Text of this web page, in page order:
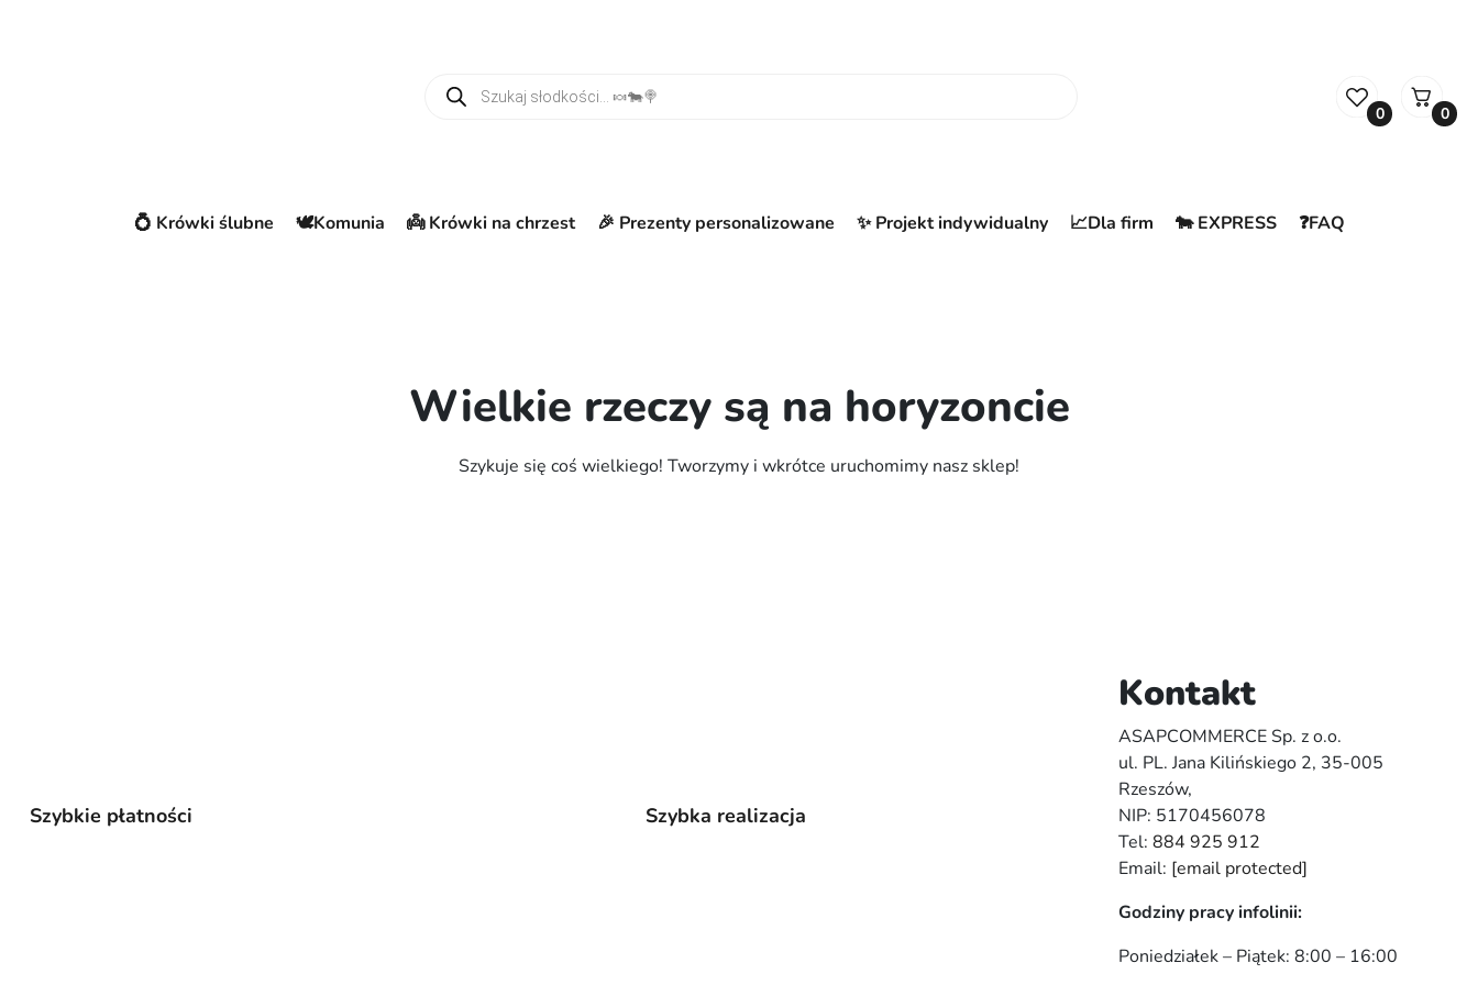
0 0
💍 Krówki ślubne 🕊️Komunia 👼 Krówki na chrzest 🎉 Prezenty personalizowane ✨ Projekt indywidualny 📈Dla firm 🐄 EXPRESS ❓FAQ
Wielkie rzeczy są na horyzoncie
Szykuje się coś wielkiego! Tworzymy i wkrótce uruchomimy nasz sklep!
Szybkie płatności Szybka realizacja
Kontakt
ASAPCOMMERCE Sp. z o.o.
ul. PL. Jana Kilińskiego 2, 35-005
Rzeszów,
NIP: 5170456078
Tel: 884 925 912
Email: [email protected]
Godziny pracy infolinii:
Poniedziałek – Piątek: 8:00 – 16:00